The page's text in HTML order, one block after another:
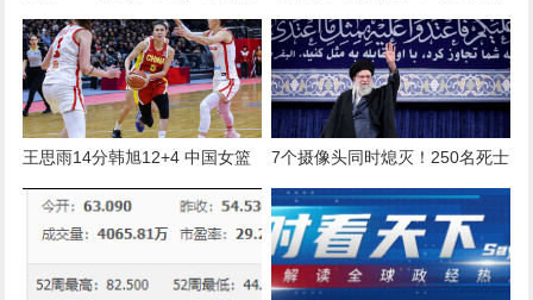
司系高新技术企业 此前多次因食
品安全被处罚
然加速建口岸，立下了为期3年
的“军令状”
王思雨14分韩旭12+4 中国女篮
胜捷克获世界杯资格
7个摄像头同时熄灭！250名死士
突袭哈梅内伊总部，100人被杀